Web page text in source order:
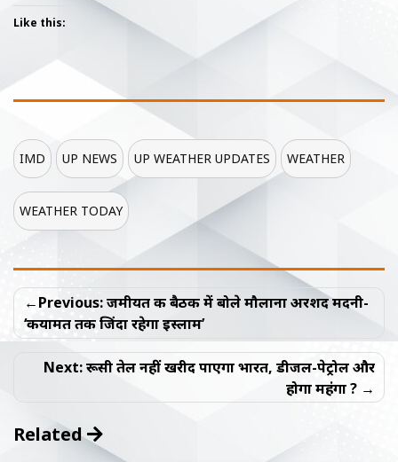
Like this:
IMD UP NEWS UP WEATHER UPDATES WEATHER
WEATHER TODAY
Post
navigation
Previous: जमीयत की बैठक में बोले मौलाना अरशद मदनी-
‘कयामत तक जिंदा रहेगा इस्लाम’
Next: रूसी तेल नहीं खरीद पाएगा भारत, डीजल-पेट्रोल और
होगा महंगा ?
Related